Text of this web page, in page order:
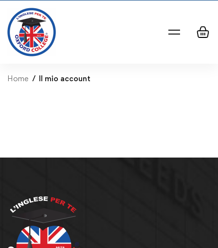
Home Il mio account